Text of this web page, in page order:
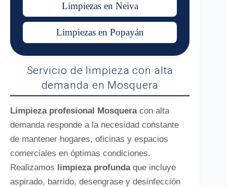
Limpiezas en Neiva
Limpiezas en Popayán
Servicio de limpieza con alta
demanda en Mosquera
Limpieza profesional Mosqueracon alta
demanda responde a la necesidad constante
de mantener hogares, oficinas y espacios
comerciales en óptimas condiciones.
Realizamos limpieza profundaque incluye
aspirado, barrido, desengrase y desinfección